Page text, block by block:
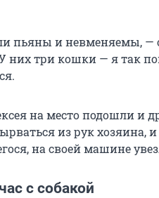
пьяны и невменяемы, —
них три кошки — я так
на место подошли и
из рук хозяина,
на своей машине
с собакой